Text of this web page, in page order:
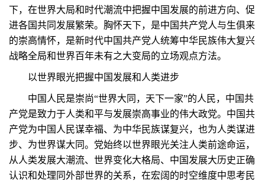
下，在世界大局和时代潮流中把握中国发展的前进方向、促
进各国共同发展繁荣。胸怀天下，是中国共产党人与生俱来
的崇高情怀，是新时代中国共产党人统筹中华民族伟大复兴
战略全局和世界百年未有之大变局的立场观点方法。
以世界眼光把握中国发展和人类进步
中国人民是崇尚“世界大同，天下一家”的人民，中国共
产党是致力于人类和平与发展崇高事业的伟大政党。中国共
产党为中国人民谋幸福、为中华民族谋复兴，也为人类谋进
步、为世界谋大同。党始终以世界眼光关注人类前途命运，
从人类发展大潮流、世界变化大格局、中国发展大历史正确
认识和处理同外部世界的关系，在宏阔的时空维度中思考民